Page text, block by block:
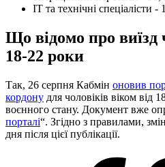
IT та технічні спеціалісти -
Що відомо про виїзд
18-22 роки
Так, 26 серпня Кабмін оновив
кордону для чоловіків віком від
воєнного стану. Документ вже
порталі“. Згідно з правилами,
дня після цієї публікації.